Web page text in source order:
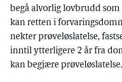
begå alvorlig lovbrudd
kan retten i
nekter prøveløslatelse,
inntil ytterligere 2 år fra
kan begjære prøveløslatelse.